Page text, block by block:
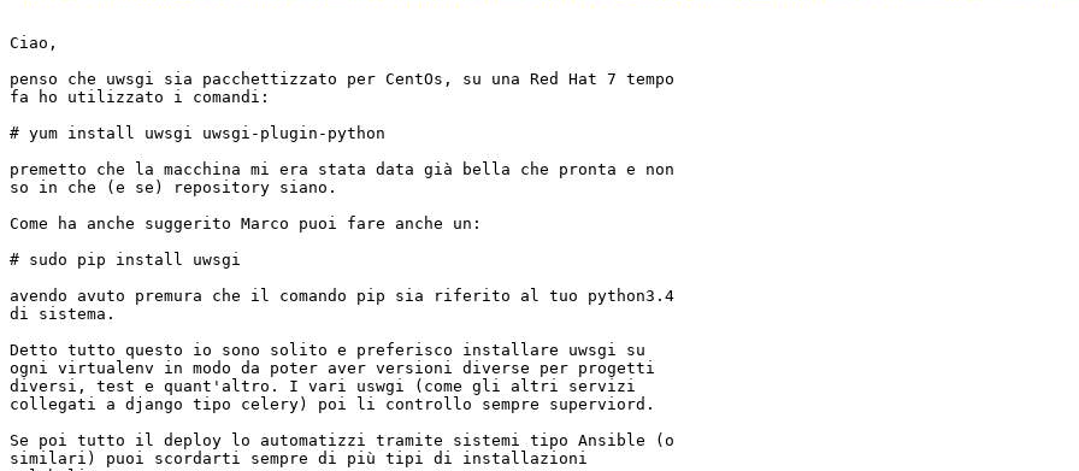
Ciao,
penso che uwsgi sia pacchettizzato per CentOs, su una Red Hat 7 tempo
fa ho utilizzato i comandi:
# yum install uwsgi uwsgi-plugin-python
premetto che la macchina mi era stata data già bella che pronta e non
so in che (e se) repository siano.
Come ha anche suggerito Marco puoi fare anche un:
# sudo pip install uwsgi
avendo avuto premura che il comando pip sia riferito al tuo python3.4
di sistema.
Detto tutto questo io sono solito e preferisco installare uwsgi su
ogni virtualenv in modo da poter aver versioni diverse per progetti
diversi, test e quant'altro. I vari uswgi (come gli altri servizi
collegati a django tipo celery) poi li controllo sempre superviord.
Se poi tutto il deploy lo automatizzi tramite sistemi tipo Ansible (o
similari) puoi scordarti sempre di più tipi di installazioni